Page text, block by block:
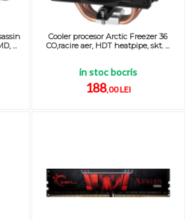
...
Cooler procesor Arctic Freezer 36
CO,racire aer, HDT heatpipe, skt. ...
in stoc bocris
188,00 LEI